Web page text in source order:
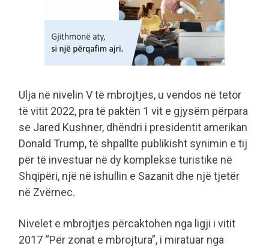
Ulja në nivelin V të mbrojtjes, u vendos në tetor
të vitit 2022, pra të paktën 1 vit e gjysëm përpara
se Jared Kushner, dhëndri i presidentit amerikan
Donald Trump, të shpallte publikisht synimin e tij
për të investuar në dy komplekse turistike në
Shqipëri, një në ishullin e Sazanit dhe një tjetër
në Zvërnec.
Nivelet e mbrojtjes përcaktohen nga ligji i vitit
2017 “Për zonat e mbrojtura”, i miratuar nga